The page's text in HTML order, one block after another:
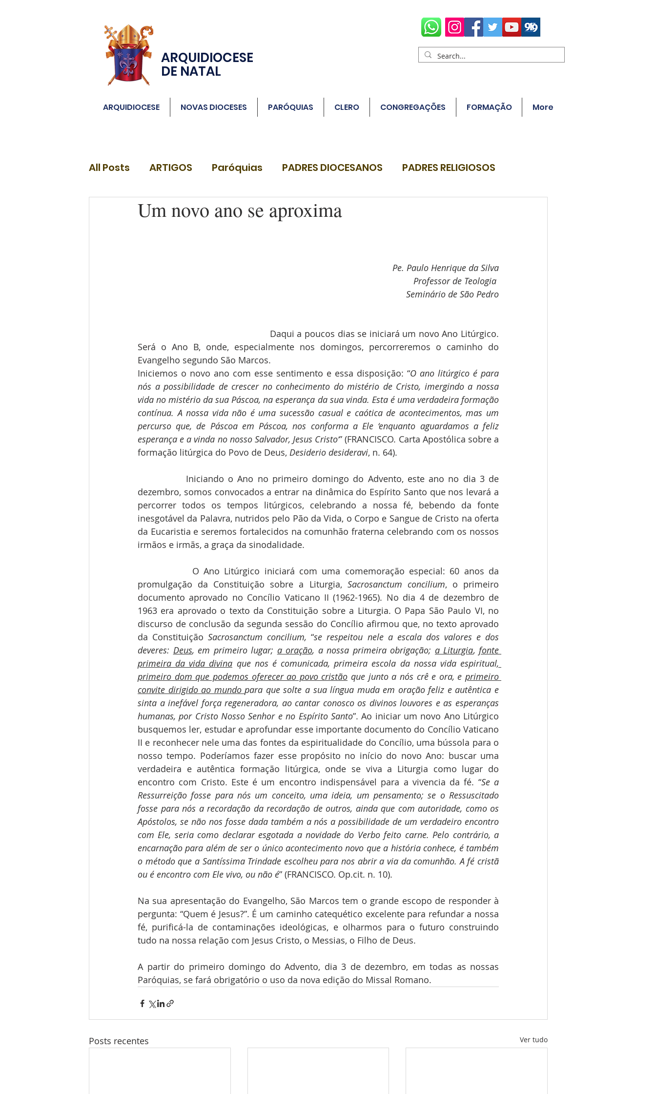
ARQUIDIOCESE
DE NATAL
ARQUIDIOCESE NOVAS DIOCESES PARÓQUIAS CLERO CONGREGAÇÕES FORMAÇÃO More
All Posts ARTIGOS Paróquias PADRES DIOCESANOS PADRES RELIGIOSOS
DIÁCONOSUm novo ano se aproxima
Pe. Paulo Henrique da Silva
Professor de Teologia
Seminário de São Pedro
Será o Ano B, onde, especialmente nos domingos, percorreremos o caminho do
Evangelho segundo São Marcos.
Iniciemos o novo ano com esse sentimento e essa disposição: “O ano litúrgico é para
nós a possibilidade de crescer no conhecimento do mistério de Cristo, imergindo a nossa
vida no mistério da sua Páscoa, na esperança da sua vinda. Esta é uma verdadeira formação
contínua. A nossa vida não é uma sucessão casual e caótica de acontecimentos, mas um
percurso que, de Páscoa em Páscoa, nos conforma a Ele ‘enquanto aguardamos a feliz
esperança e a vinda no nosso Salvador, Jesus Cristo’” (FRANCISCO. Carta Apostólica sobre a
formação litúrgica do Povo de Deus, Desiderio desideravi, n. 64).
dezembro, somos convocados a entrar na dinâmica do Espírito Santo que nos levará a
percorrer todos os tempos litúrgicos, celebrando a nossa fé, bebendo da fonte
inesgotável da Palavra, nutridos pelo Pão da Vida, o Corpo e Sangue de Cristo na oferta
da Eucaristia e seremos fortalecidos na comunhão fraterna celebrando com os nossos
irmãos e irmãs, a graça da sinodalidade.
promulgação da Constituição sobre a Liturgia, Sacrosanctum concilium, o primeiro
documento aprovado no Concílio Vaticano II (1962-1965). No dia 4 de dezembro de
1963 era aprovado o texto da Constituição sobre a Liturgia. O Papa São Paulo VI, no
discurso de conclusão da segunda sessão do Concílio afirmou que, no texto aprovado
da Constituição Sacrosanctum concilium, “se respeitou nele a escala dos valores e dos
deveres: Deus, em primeiro lugar; a oração, a nossa primeira obrigação; a Liturgia, fonte
primeira da vida divina que nos é comunicada, primeira escola da nossa vida espiritual,
primeiro dom que podemos oferecer ao povo cristão que junto a nós crê e ora, e primeiro
convite dirigido ao mundo para que solte a sua língua muda em oração feliz e autêntica e
sinta a inefável força regeneradora, ao cantar conosco os divinos louvores e as esperanças
humanas, por Cristo Nosso Senhor e no Espírito Santo”. Ao iniciar um novo Ano Litúrgico
busquemos ler, estudar e aprofundar esse importante documento do Concílio Vaticano
II e reconhecer nele uma das fontes da espiritualidade do Concílio, uma bússola para o
nosso tempo. Poderíamos fazer esse propósito no início do novo Ano: buscar uma
verdadeira e autêntica formação litúrgica, onde se viva a Liturgia como lugar do
encontro com Cristo. Este é um encontro indispensável para a vivencia da fé. “Se a
Ressurreição fosse para nós um conceito, uma ideia, um pensamento; se o Ressuscitado
fosse para nós a recordação da recordação de outros, ainda que com autoridade, como os
Apóstolos, se não nos fosse dada também a nós a possibilidade de um verdadeiro encontro
com Ele, seria como declarar esgotada a novidade do Verbo feito carne. Pelo contrário, a
encarnação para além de ser o único acontecimento novo que a história conhece, é também
o método que a Santíssima Trindade escolheu para nos abrir a via da comunhão. A fé cristã
ou é encontro com Ele vivo, ou não é” (FRANCISCO. Op.cit. n. 10).
Na sua apresentação do Evangelho, São Marcos tem o grande escopo de responder à
pergunta: “Quem é Jesus?”. É um caminho catequético excelente para refundar a nossa
fé, purificá-la de contaminações ideológicas, e olharmos para o futuro construindo
tudo na nossa relação com Jesus Cristo, o Messias, o Filho de Deus.
A partir do primeiro domingo do Advento, dia 3 de dezembro, em todas as nossas
Paróquias, se fará obrigatório o uso da nova edição do Missal Romano.
Posts recentes Ver tudo